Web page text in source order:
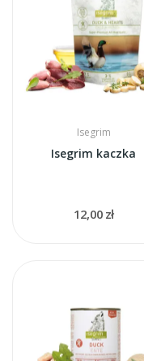
Isegrim
Isegrim kaczka
12,00 zł